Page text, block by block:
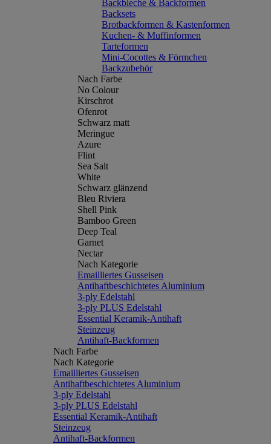
Backbleche & Backformen
Backsets
Brotbackformen & Kastenformen
Kuchen- & Muffinformen
Tarteformen
Mini-Cocottes & Förmchen
Backzubehör
Nach Farbe
No Colour
Kirschrot
Ofenrot
Schwarz matt
Meringue
Azure
Flint
Sea Salt
White
Schwarz glänzend
Bleu Riviera
Shell Pink
Bamboo Green
Deep Teal
Garnet
Nectar
Nach Kategorie
Emailliertes Gusseisen
Antihaftbeschichtetes Aluminium
3-ply Edelstahl
3-ply PLUS Edelstahl
Essential Keramik-Antihaft
Steinzeug
Antihaft-Backformen
Nach Farbe
Nach Kategorie
Emailliertes Gusseisen
Antihaftbeschichtetes Aluminium
3-ply Edelstahl
3-ply PLUS Edelstahl
Essential Keramik-Antihaft
Steinzeug
Antihaft-Backformen